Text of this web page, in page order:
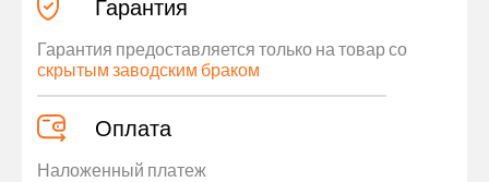
Гарантия
Гарантия предоставляется только на товар со
скрытым заводским браком
Оплата
Наложенный платеж